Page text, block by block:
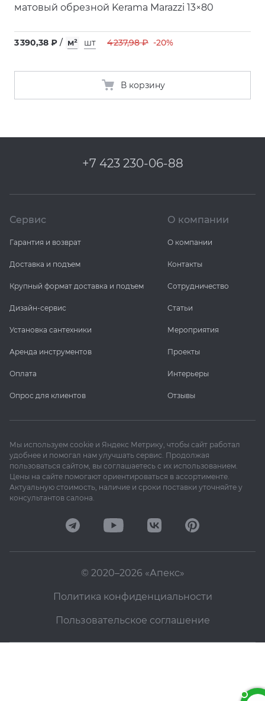
матовый обрезной Kerama Marazzi 13×80
3 390,38 ₽ / м² шт 4 237,98 ₽ -20%
В корзину
+7 423 230-06-88
Сервис
Гарантия и возврат
Доставка и подъем
Крупный формат доставка и подъем
Дизайн-сервис
Установка сантехники
Аренда инструментов
Оплата
Опрос для клиентов
О компании
О компании
Контакты
Сотрудничество
Статьи
Мероприятия
Проекты
Интерьеры
Отзывы
Мы используем cookie и Яндекс Метрику, чтобы сайт работал
удобнее и помогал нам улучшать сервис. Продолжая
пользоваться сайтом, вы соглашаетесь с их использованием.
Цены на сайте помогают ориентироваться в ассортименте.
Актуальную стоимость, наличие и сроки поставки уточняйте у
консультантов салона.
© 2020–2026 «Апекс»
Политика конфиденциальности
Пользовательское соглашение